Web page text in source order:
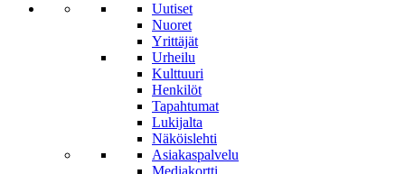
Uutiset
Nuoret
Yrittäjät
Urheilu
Kulttuuri
Henkilöt
Tapahtumat
Lukijalta
Näköislehti
Asiakaspalvelu
Mediakortti